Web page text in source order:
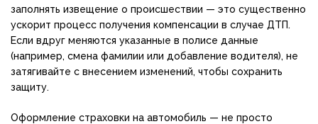
заполнять извещение о происшествии — это существенно
ускорит процесс получения компенсации в случае ДТП.
Если вдруг меняются указанные в полисе данные
(например, смена фамилии или добавление водителя), не
затягивайте с внесением изменений, чтобы сохранить
защиту.
Оформление страховки на автомобиль — не просто